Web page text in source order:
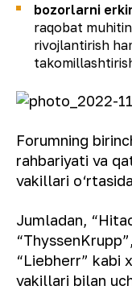
bozorlarni
raqobat
rivojlantirish
Forumning
rahbariyati va
vakillari
Jumladan,
“Liebherr” kabi
vakillari bilan